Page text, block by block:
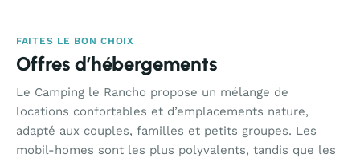
FAITES LE BON CHOIX
Offres d’hébergements
Le Camping le Rancho propose un mélange de
locations confortables et d’emplacements nature,
adapté aux couples, familles et petits groupes. Les
mobil-homes sont les plus polyvalents, tandis que les